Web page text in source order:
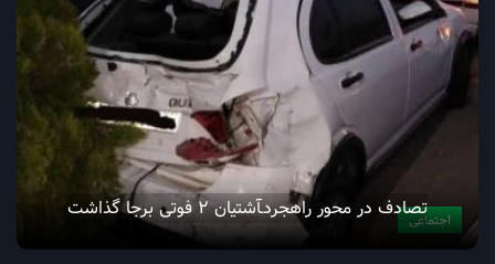
اجتماعیتصادف در محور راهجردـآشتیان 2 فوتی برجا گذاشت